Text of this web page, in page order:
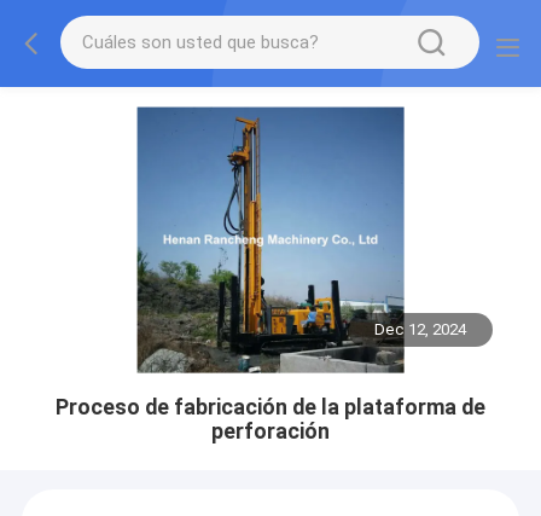
Dec 12, 2024
Proceso de fabricación de la plataforma de
perforación